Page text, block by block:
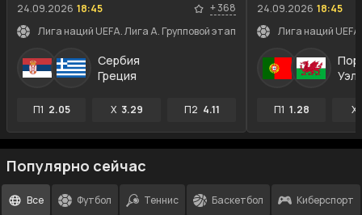
24.09.2026 18:45 +368
Лига наций UEFA. Лига A. Групповой этап
Сербия
Греция
П1 2.05 X 3.29 П2 4.11
24.09.2026 18:45
Лига наций
П1 1.28 X
Популярно сейчас
Все Футбол Теннис Баскетбол Киберспорт